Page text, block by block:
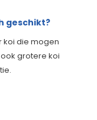
geschikt?
koi die mogen
grotere koi